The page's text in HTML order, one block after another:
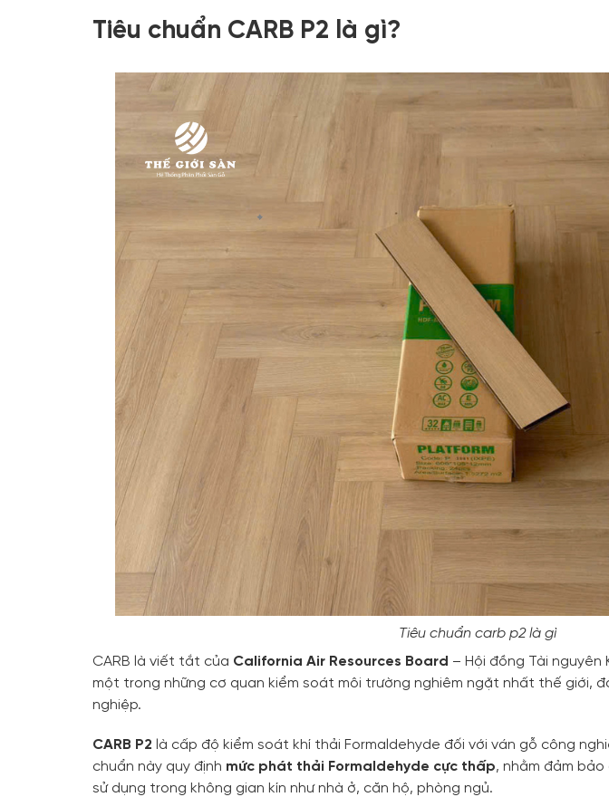
Tiêu chuẩn CARB P2 là gì?
Tiêu chuẩn carb p2 là gì
CARB là viết tắt của California Air Resources Board – Hội đồng Tài nguyên
một trong những cơ quan kiểm soát môi trường nghiêm ngặt nhất thế giới,
nghiệp.
CARB P2 là cấp độ kiểm soát khí thải Formaldehyde đối với ván gỗ công
chuẩn này quy định mức phát thải Formaldehyde cực thấp, nhằm đảm
sử dụng trong không gian kín như nhà ở, căn hộ, phòng ngủ.